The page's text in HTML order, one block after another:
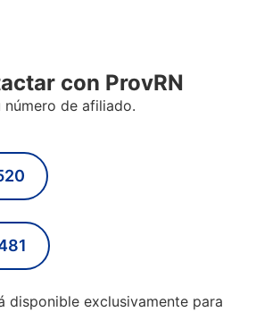
con ProvRN
número de afiliado.
disponible exclusivamente para